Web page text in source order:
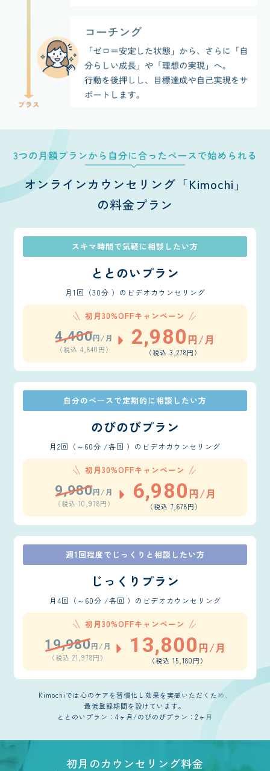
オンラインカウンセリング「Kimochi」
の料金プラン
スキマ時間で気軽に相談したい方
ととのいプラン
月1回（30分 ）のビデオカウンセリング
初月30%OFFキャンペーン
4,400円/月
（税込 4,840円）
2,980 円/月
（税込 3,278円）
自分のペースで定期的に相談したい方
のびのびプラン
月2回（～60分 /各回 ）のビデオカウンセリング
初月30%OFFキャンペーン
9,980円/月
（税込 10,978円）
6,980 円/月
（税込 7,678円）
週1回程度でじっくりと相談したい方
じっくりプラン
月4回（～60分 /各回 ）のビデオカウンセリング
初月30%OFFキャンペーン
19,980円/月
（税込 21,978円）
13,800 円/月
（税込 15,180円）
Kimochiでは心のケアを習慣化し効果を実感いただくため、
最低登録期間を設けています。
ととのいプラン：4ヶ月/のびのびプラン：2ヶ月
初月のカウンセリング料金